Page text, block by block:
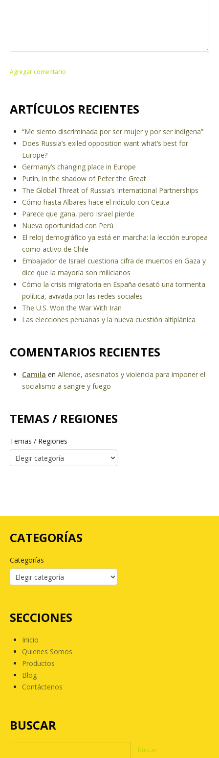
ARTÍCULOS RECIENTES
“Me siento discriminada por ser mujer y por ser indígena”
Does Russia’s exiled opposition want what’s best for
Europe?
Germany’s changing place in Europe
Putin, in the shadow of Peter the Great
The Global Threat of Russia’s International Partnerships
Cómo hasta Albares hace el ridículo con Ceuta
Parece que gana, pero Israel pierde
Nueva oportunidad con Perú
El reloj demográfico ya está en marcha: la lección europea
como activo de Chile
Embajador de Israel cuestiona cifra de muertos en Gaza y
dice que la mayoría son milicianos
Cómo la crisis migratoria en España desató una tormenta
política, avivada por las redes sociales
The U.S. Won the War With Iran
Las elecciones peruanas y la nueva cuestión altiplánica
COMENTARIOS RECIENTES
Camila en Allende, asesinatos y violencia para imponer el
socialismo a sangre y fuego
TEMAS / REGIONES
Temas / Regiones
CATEGORÍAS
Categorías
SECCIONES
Inicio
Quienes Somos
Productos
Blog
Contáctenos
BUSCAR